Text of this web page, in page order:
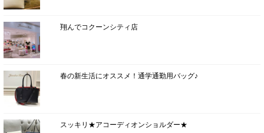
翔んでコクーンシティ店
春の新生活にオススメ！通学通勤用バッグ♪
スッキリ★アコーディオンショルダー★